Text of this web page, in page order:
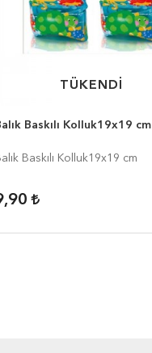
TÜKENDİ
TÜKENDİ
Baskılı Kolluk19x19 cm
Baskılı Kolluk19x19 cm